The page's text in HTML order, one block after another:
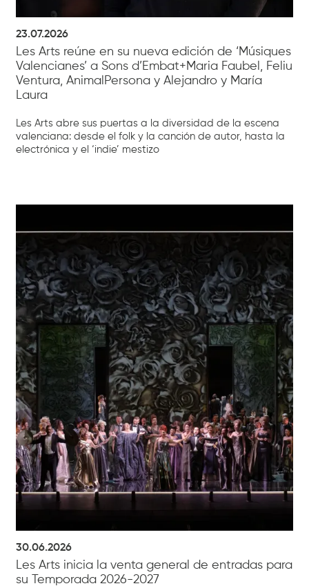
23.07.2026
Les Arts reúne en su nueva edición de ‘Músiques
Valencianes’ a Sons d’Embat+Maria Faubel, Feliu
Ventura, AnimalPersona y Alejandro y María
Laura
Les Arts abre sus puertas a la diversidad de la escena
valenciana: desde el folk y la canción de autor, hasta la
electrónica y el ‘indie’ mestizo
30.06.2026
Les Arts inicia la venta general de entradas para
su Temporada 2026-2027